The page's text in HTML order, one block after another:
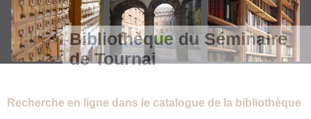
Bibliothèque du Séminaire
de Tournai
Recherche en ligne dans le catalogue de la bibliothèque